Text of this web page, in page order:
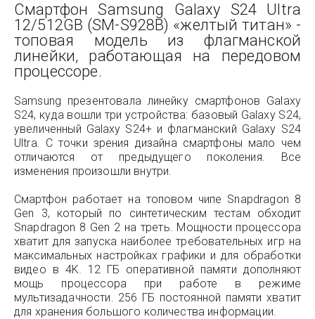
Смартфон Samsung Galaxy S24 Ultra
12/512GB (SM-S928B) «желтый титан» -
топовая модель из флагманской
линейки, работающая на передовом
процессоре.
Samsung презентовала линейку смартфонов Galaxy
S24, куда вошли три устройства: базовый Galaxy S24,
увеличенный Galaxy S24+ и флагманский Galaxy S24
Ultra. С точки зрения дизайна смартфоны мало чем
отличаются от предыдущего поколения. Все
изменения произошли внутри.
Смартфон работает на топовом чипе Snapdragon 8
Gen 3, который по синтетическим тестам обходит
Snapdragon 8 Gen 2 на треть. Мощности процессора
хватит для запуска наиболее требовательных игр на
максимальных настройках графики и для обработки
видео в 4K. 12 ГБ оперативной памяти дополняют
мощь процессора при работе в режиме
мультизадачности. 256 ГБ постоянной памяти хватит
для хранения большого количества информации.